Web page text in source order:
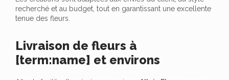
recherché et au budget, tout en garantissant une excellente
tenue des fleurs.
Livraison de fleurs à
[term:name] et environs